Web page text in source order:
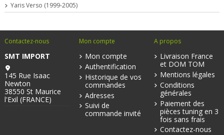
Yaris Verso (1999-2005)
Contactez-nous
SMT IMPORT
145 Rue Isaac
Newton
38550 St Maurice
l'Exil (FRANCE)
Mon compte
Mon compte
Authentification
Historique de vos
commandes
Adresses
Suivi de
commande invité
A propos
Livraison France
et DOM TOM
Mentions légales
Conditions
générales
Paiement des
pièces tuning en 3
fois sans frais
Contactez-nous